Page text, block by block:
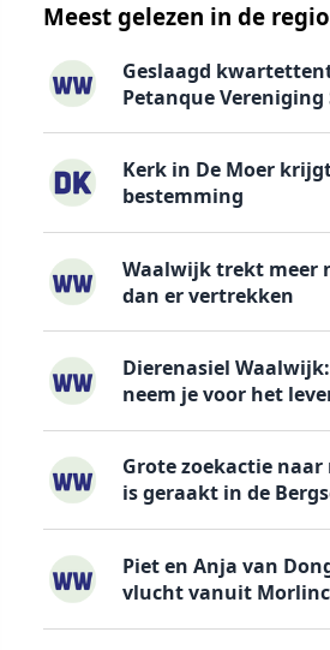
Meest gelezen in de regio
Geslaagd
Petanque Vereniging
Kerk in De Moer
bestemming
Waalwijk trekt meer
dan er vertrekken
Dierenasiel
neem je voor het
Grote zoekactie
is geraakt in de
Piet en Anja van
vlucht vanuit